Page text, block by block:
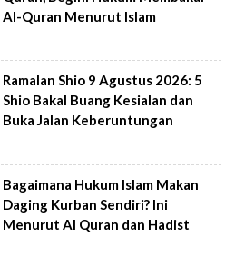
Al-Quran Menurut Islam
Ramalan Shio 9 Agustus 2026: 5
Shio Bakal Buang Kesialan dan
Buka Jalan Keberuntungan
Bagaimana Hukum Islam Makan
Daging Kurban Sendiri? Ini
Menurut Al Quran dan Hadist